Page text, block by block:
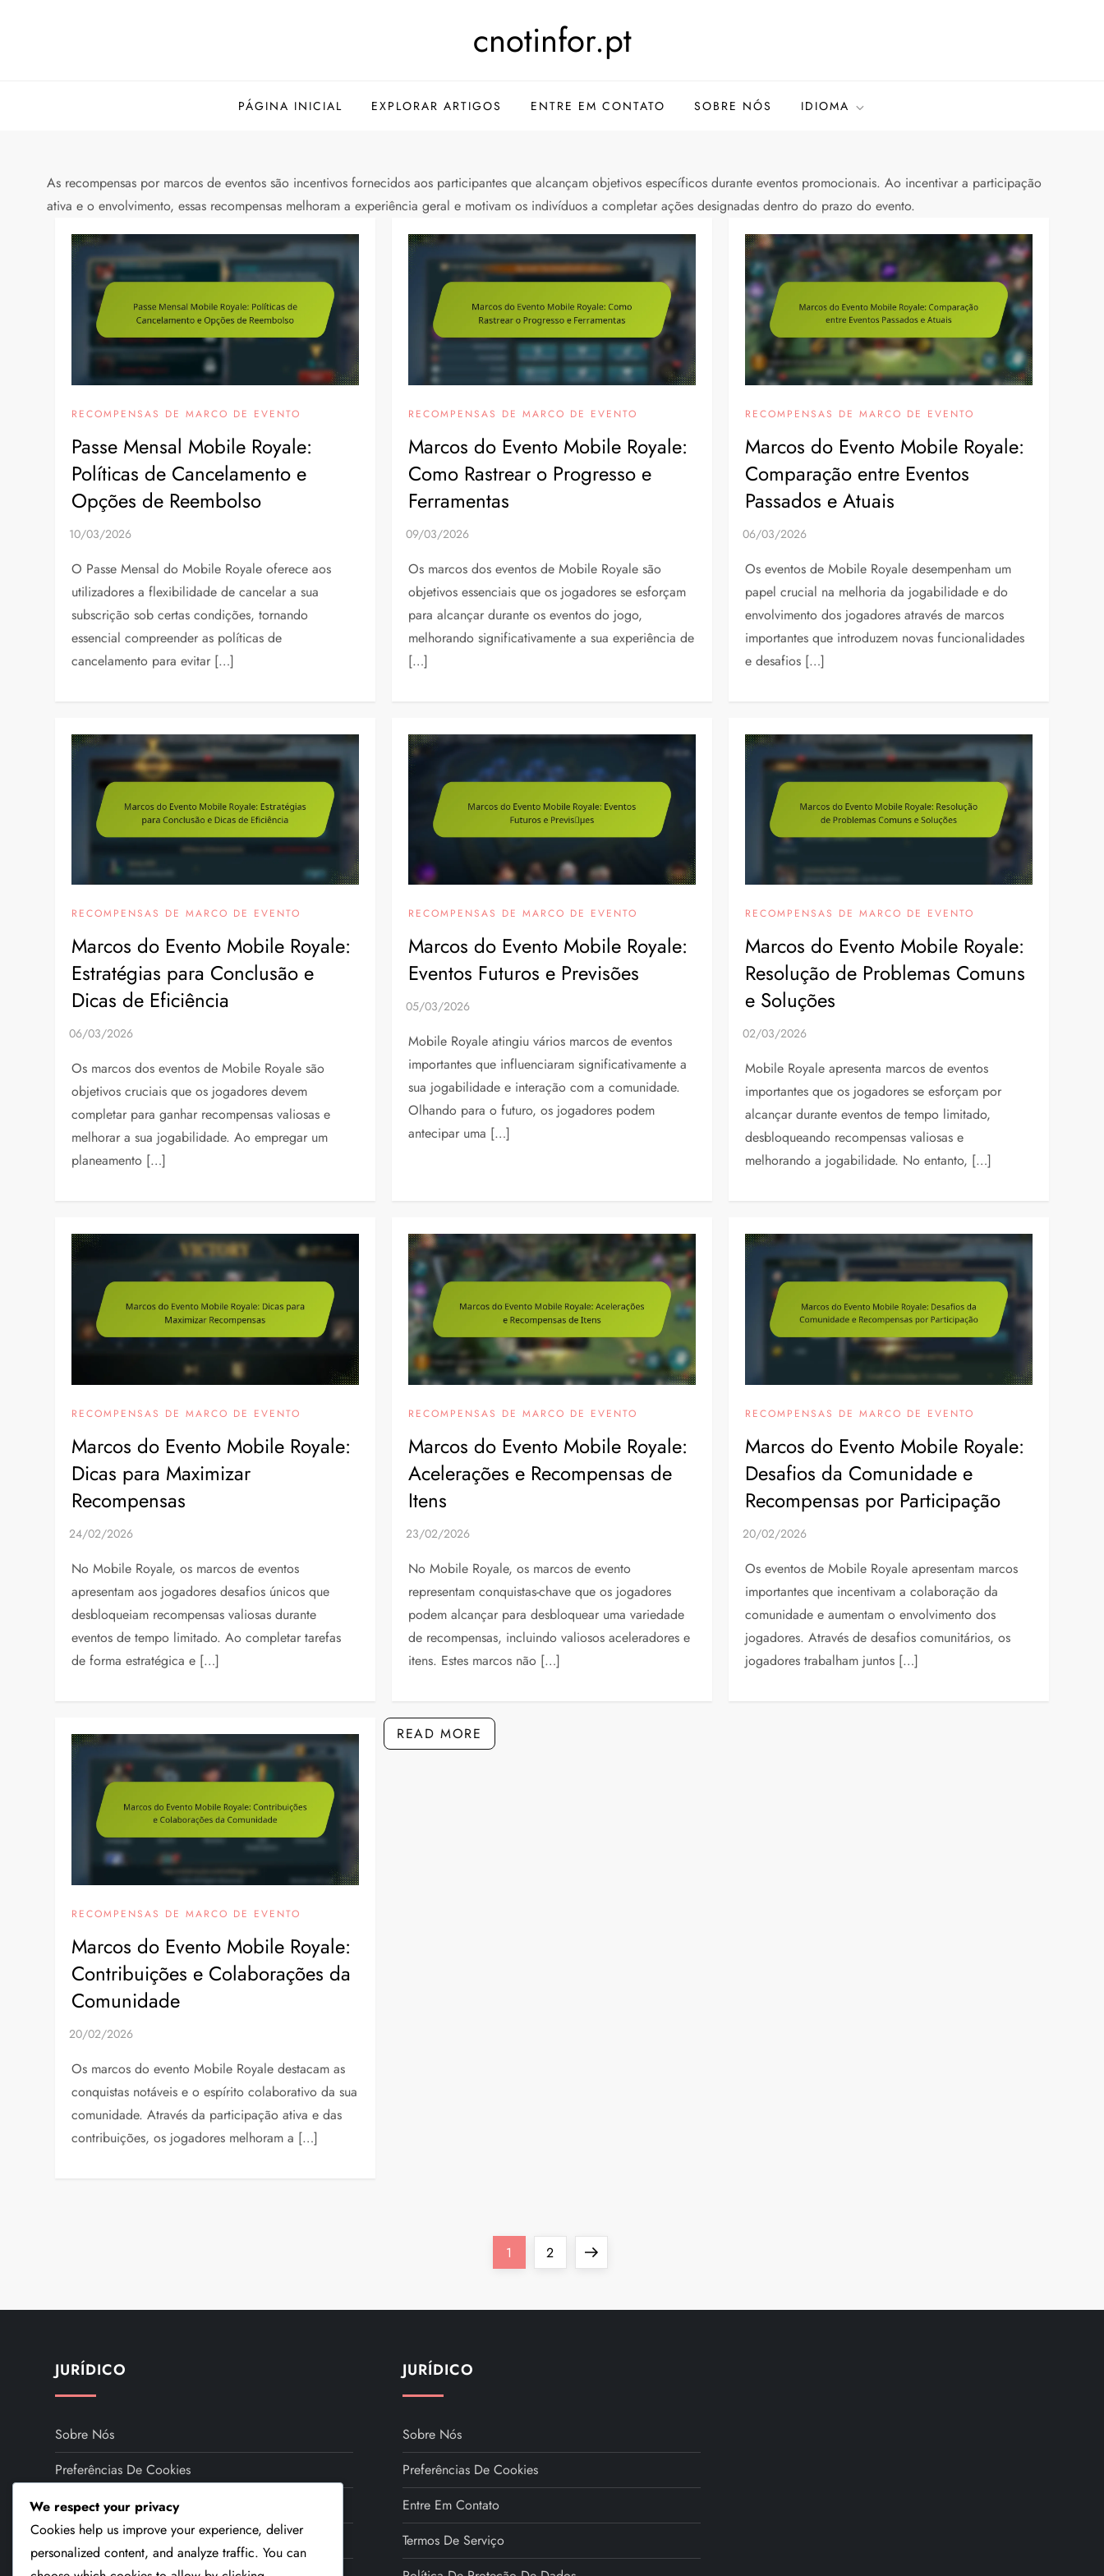
cnotinfor.pt
PÁGINA INICIAL EXPLORAR ARTIGOS ENTRE EM CONTATO SOBRE NÓS IDIOMA
As recompensas por marcos de eventos são incentivos fornecidos aos participantes que alcançam objetivos específicos durante eventos promocionais. Ao incentivar a participação
ativa e o envolvimento, essas recompensas melhoram a experiência geral e motivam os indivíduos a completar ações designadas dentro do prazo do evento.
RECOMPENSAS DE MARCO DE EVENTO
Passe Mensal Mobile Royale:
Políticas de Cancelamento e
Opções de Reembolso
O Passe Mensal do Mobile Royale oferece aos
utilizadores a flexibilidade de cancelar a sua
subscrição sob certas condições, tornando
essencial compreender as políticas de
cancelamento para evitar […]
RECOMPENSAS DE MARCO DE EVENTO
Marcos do Evento Mobile Royale:
Como Rastrear o Progresso e
Ferramentas
Os marcos dos eventos de Mobile Royale são
objetivos essenciais que os jogadores se esforçam
para alcançar durante os eventos do jogo,
melhorando significativamente a sua experiência de
[…]
RECOMPENSAS DE MARCO DE EVENTO
Marcos do Evento Mobile Royale:
Comparação entre Eventos
Passados e Atuais
Os eventos de Mobile Royale desempenham um
papel crucial na melhoria da jogabilidade e do
envolvimento dos jogadores através de marcos
importantes que introduzem novas funcionalidades
e desafios […]
RECOMPENSAS DE MARCO DE EVENTO
Marcos do Evento Mobile Royale:
Estratégias para Conclusão e
Dicas de Eficiência
Os marcos dos eventos de Mobile Royale são
objetivos cruciais que os jogadores devem
completar para ganhar recompensas valiosas e
melhorar a sua jogabilidade. Ao empregar um
planeamento […]
RECOMPENSAS DE MARCO DE EVENTO
Marcos do Evento Mobile Royale:
Eventos Futuros e Previsões
Mobile Royale atingiu vários marcos de eventos
importantes que influenciaram significativamente a
sua jogabilidade e interação com a comunidade.
Olhando para o futuro, os jogadores podem
antecipar uma […]
RECOMPENSAS DE MARCO DE EVENTO
Marcos do Evento Mobile Royale:
Resolução de Problemas Comuns
e Soluções
Mobile Royale apresenta marcos de eventos
importantes que os jogadores se esforçam por
alcançar durante eventos de tempo limitado,
desbloqueando recompensas valiosas e
melhorando a jogabilidade. No entanto, […]
RECOMPENSAS DE MARCO DE EVENTO
Marcos do Evento Mobile Royale:
Dicas para Maximizar
Recompensas
No Mobile Royale, os marcos de eventos
apresentam aos jogadores desafios únicos que
desbloqueiam recompensas valiosas durante
eventos de tempo limitado. Ao completar tarefas
de forma estratégica e […]
RECOMPENSAS DE MARCO DE EVENTO
Marcos do Evento Mobile Royale:
Acelerações e Recompensas de
Itens
No Mobile Royale, os marcos de evento
representam conquistas-chave que os jogadores
podem alcançar para desbloquear uma variedade
de recompensas, incluindo valiosos aceleradores e
itens. Estes marcos não […]
RECOMPENSAS DE MARCO DE EVENTO
Marcos do Evento Mobile Royale:
Desafios da Comunidade e
Recompensas por Participação
Os eventos de Mobile Royale apresentam marcos
importantes que incentivam a colaboração da
comunidade e aumentam o envolvimento dos
jogadores. Através de desafios comunitários, os
jogadores trabalham juntos […]
RECOMPENSAS DE MARCO DE EVENTO
Marcos do Evento Mobile Royale:
Contribuições e Colaborações da
Comunidade
Os marcos do evento Mobile Royale destacam as
conquistas notáveis e o espírito colaborativo da sua
comunidade. Através da participação ativa e das
contribuições, os jogadores melhoram a […]
READ MORE
t
s
p
a
g
i
Page
1 Page
2
Next
JURÍDICO
Sobre Nós
Preferências De Cookies
Entre Em Contato
Termos De Serviço
JURÍDICO
Sobre Nós
Preferências De Cookies
Entre Em Contato
Termos De Serviço
We respect your privacy
Cookies help us improve your experience, deliver
personalized content, and analyze traffic. You can